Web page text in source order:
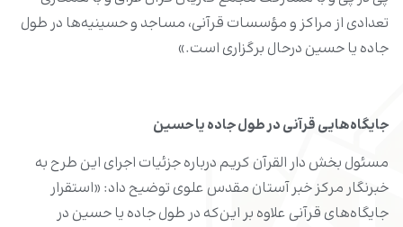
تعدادی از مراکز و مؤسسات قرآنی، مساجد و حسینیه‌ها در طول
جاده یا حسین درحال برگزاری است.»
جایگاه‌هایی قرآنی در طول جاده یا حسین
مسئول بخش دار القرآن کریم درباره جزئیات اجرای این طرح به
خبرنگار مرکز خبر آستان مقدس علوی توضیح داد: «استقرار
جایگاه‌های قرآنی علاوه بر این‌که در طول جاده یا حسین در